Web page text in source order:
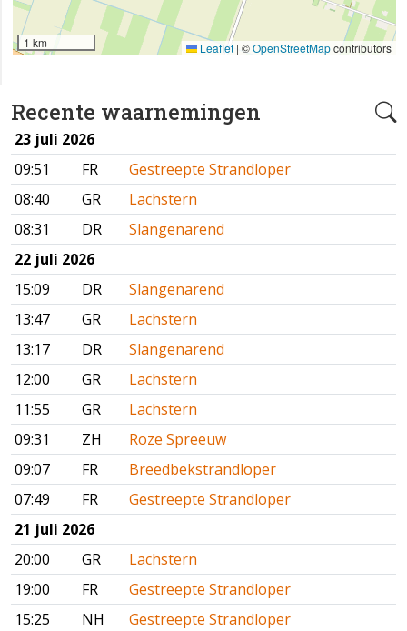
Recente waarnemingen
23 juli 2026
09:51
FR
Gestreepte Strandloper
08:40
GR
Lachstern
08:31
DR
Slangenarend
22 juli 2026
15:09
DR
Slangenarend
13:47
GR
Lachstern
13:17
DR
Slangenarend
12:00
GR
Lachstern
11:55
GR
Lachstern
09:31
ZH
Roze Spreeuw
09:07
FR
Breedbekstrandloper
07:49
FR
Gestreepte Strandloper
21 juli 2026
20:00
GR
Lachstern
19:00
FR
Gestreepte Strandloper
15:25
NH
Gestreepte Strandloper
1 km Leaflet | ©OpenStreetMapcontributors